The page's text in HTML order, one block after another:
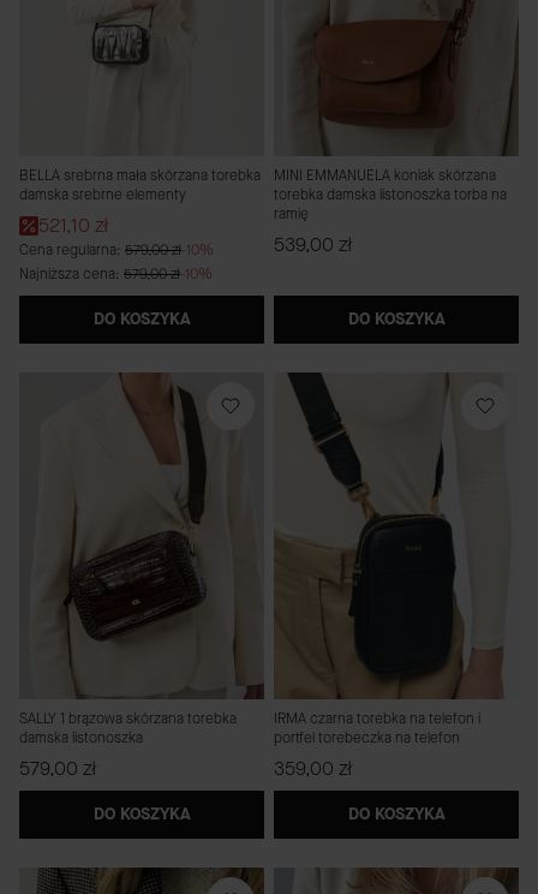
BELLA srebrna mała skórzana torebka
damska srebrne elementy
Cena promocyjna
521,10 zł
Cena regularna: 579,00 zł-10%
Najniższa cena: 579,00 zł-10%
DO KOSZYKA
MINI EMMANUELA koniak skórzana
torebka damska listonoszka torba na
ramię
Cena
539,00 zł
DO KOSZYKA
SALLY 1 brązowa skórzana torebka
damska listonoszka
Cena
579,00 zł
DO KOSZYKA
IRMA czarna torebka na telefon i
portfel torebeczka na telefon
Cena
359,00 zł
DO KOSZYKA